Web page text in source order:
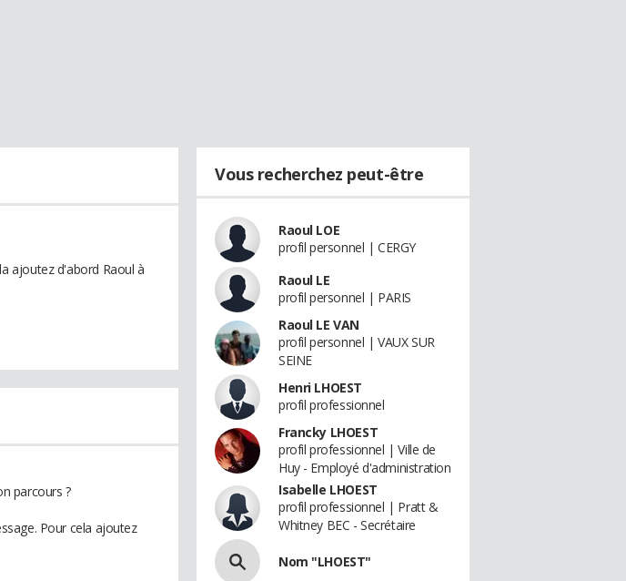
ajoutez d'abord Raoul à
parcours ?
Pour cela ajoutez
Vous recherchez peut-être
Raoul LOE
profil personnel | CERGY
Raoul LE
profil personnel | PARIS
Raoul LE VAN
profil personnel | VAUX SUR
SEINE
Henri LHOEST
profil professionnel
Francky LHOEST
profil professionnel | Ville de
Huy - Employé d'administration
Isabelle LHOEST
profil professionnel | Pratt &
Whitney BEC - Secrétaire
Nom "LHOEST"